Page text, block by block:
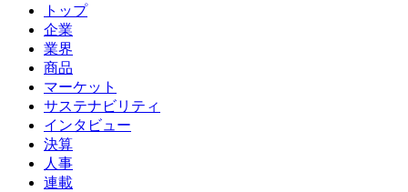
トップ
企業
業界
商品
マーケット
サステナビリティ
インタビュー
決算
人事
連載